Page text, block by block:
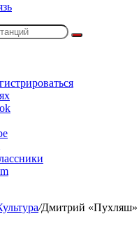
Поиск
/Дмитрий «Пухляш»